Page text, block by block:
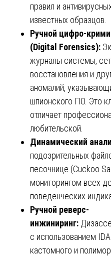
правил и
известных образцов.
Ручной цифро-
(Digital Forensics):
журналы системы,
восстановления и
аномалий,
шпионского ПО. Это
отличает
любительской.
Динамический
подозрительных
песочнице (Cuckoo
мониторингом всех
поведенческих
Ручной реверс-
инжиниринг:
с использованием
кастомного и